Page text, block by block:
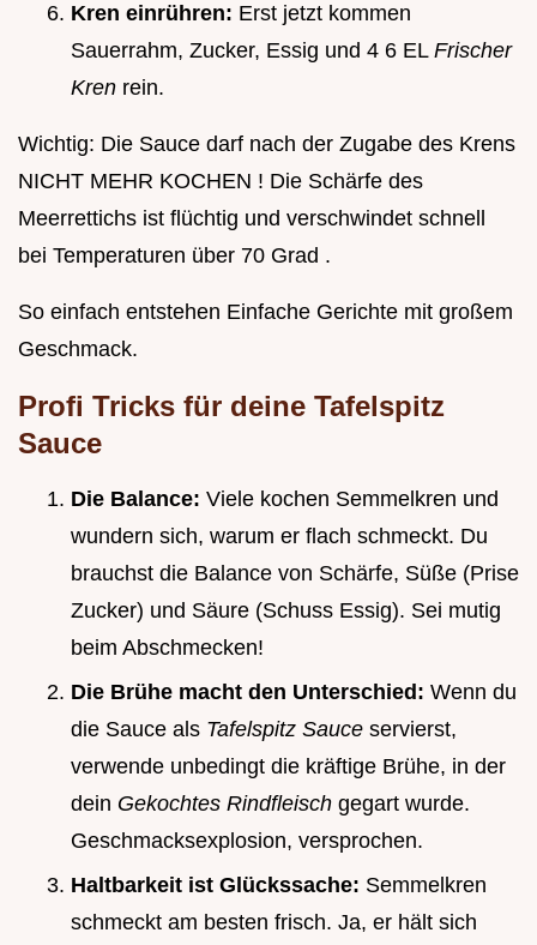
Kren einrühren: Erst jetzt kommen
Sauerrahm, Zucker, Essig und 4 6 EL Frischer
Kren rein.
Wichtig: Die Sauce darf nach der Zugabe des Krens
NICHT MEHR KOCHEN ! Die Schärfe des
Meerrettichs ist flüchtig und verschwindet schnell
bei Temperaturen über 70 Grad .
So einfach entstehen Einfache Gerichte mit großem
Geschmack.
Profi Tricks für deine Tafelspitz
Sauce
Die Balance: Viele kochen Semmelkren und
wundern sich, warum er flach schmeckt. Du
brauchst die Balance von Schärfe, Süße (Prise
Zucker) und Säure (Schuss Essig). Sei mutig
beim Abschmecken!
Die Brühe macht den Unterschied: Wenn du
die Sauce als Tafelspitz Sauce servierst,
verwende unbedingt die kräftige Brühe, in der
dein Gekochtes Rindfleisch gegart wurde.
Geschmacksexplosion, versprochen.
Haltbarkeit ist Glückssache: Semmelkren
schmeckt am besten frisch. Ja, er hält sich